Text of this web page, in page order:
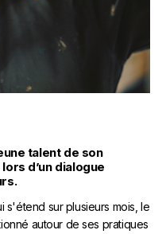
talent de son
d’un dialogue
s'étend sur plusieurs mois, le
autour de ses pratiques